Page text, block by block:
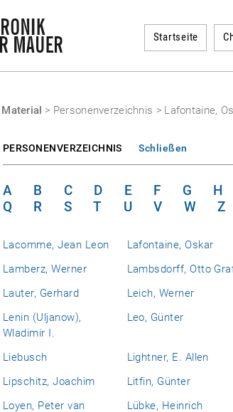
Startseite
Material > Personenverzeichnis > Lafontaine,
PERSONENVERZEICHNIS Schließen
A B C D E F G H
Q
R S T U V W Z
Lacomme, Jean Leon Lafontaine, Oskar
Lamberz, Werner
Lambsdorff, Otto
Lauter, Gerhard
Leich, Werner
Lenin (Uljanow),
Wladimir I.
Leo, Günter
Liebusch Lightner, E. Allen
Lipschitz, Joachim
Litfin, Günter
Loyen, Peter van
Lübke, Heinrich